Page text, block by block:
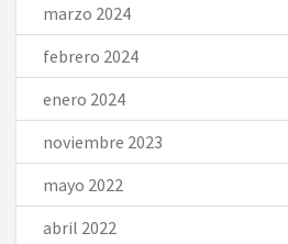
marzo 2024
febrero 2024
enero 2024
noviembre 2023
mayo 2022
abril 2022